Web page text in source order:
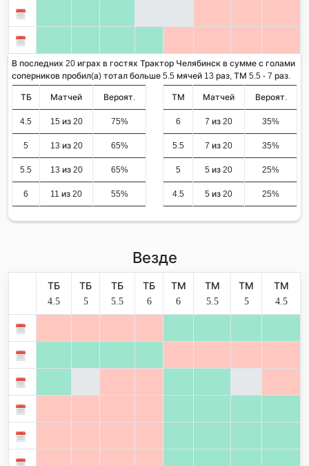
В последних 20 играх в гостях Трактор Челябинск в сумме с голами
соперников пробил(а) тотал больше 5.5 мячей 13 раз, ТМ 5.5 - 7 раз.
ТБ Матчей Вероят.
4.5 15 из 20 75%
5 13 из 20 65%
5.5 13 из 20 65%
6 11 из 20 55%
ТМ Матчей Вероят.
6 7 из 20 35%
5.5 7 из 20 35%
5 5 из 20 25%
4.5 5 из 20 25%
Везде
ТБ
4.5
ТБ
5
ТБ
5.5
ТБ
6
ТМ
6
ТМ
5.5
ТМ
5
ТМ
4.5